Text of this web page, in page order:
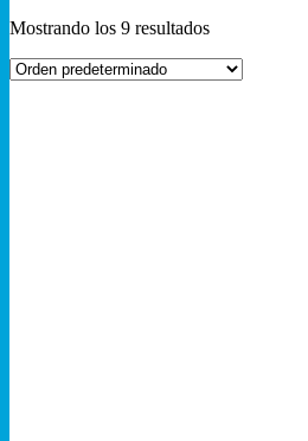
Mostrando los 9 resultados